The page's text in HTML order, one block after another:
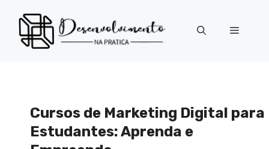
para
conteúdo
Menu
Cursos de Marketing Digital para
Estudantes: Aprenda e